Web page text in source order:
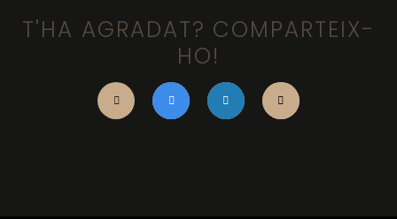
T'HA AGRADAT? COMPARTEIX-
HO!